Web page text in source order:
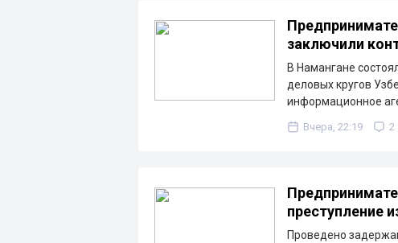
заключили
В Намангане
деловых кругов
информационное
Вчера, 22:19 2
преступление
Проведено